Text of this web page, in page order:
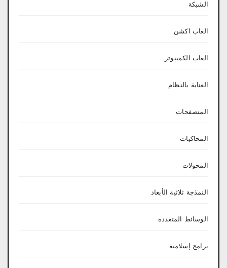
الشبكة
العاب اكشن
العاب الكمبيوتر
العناية بالنظام
المتصفحات
المحاكيات
المحولات
النمذجة ثلاثية الأبعاد
الوسائط المتعددة
برامج إسلامية